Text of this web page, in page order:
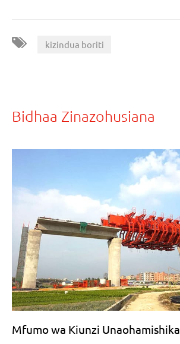
kizindua boriti
Bidhaa Zinazohusiana
Mfumo wa Kiunzi Unaohamishika